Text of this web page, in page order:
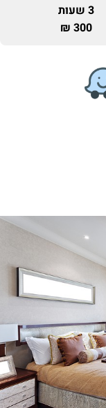
3 שעות
300 ₪